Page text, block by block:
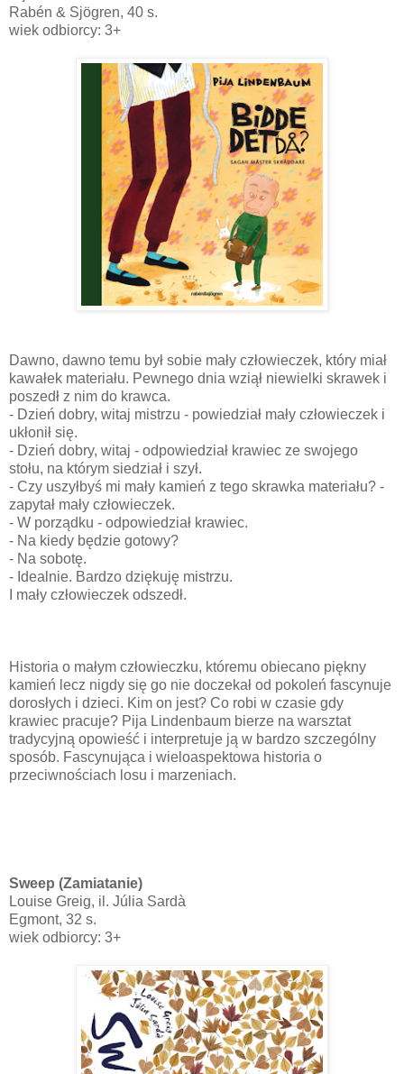
Rabén & Sjögren, 40 s.
wiek odbiorcy: 3+
Dawno, dawno temu był sobie mały człowieczek, który miał
kawałek materiału. Pewnego dnia wziął niewielki skrawek i
poszedł z nim do krawca.
- Dzień dobry, witaj mistrzu - powiedział mały człowieczek i
ukłonił się.
- Dzień dobry, witaj - odpowiedział krawiec ze swojego
stołu, na którym siedział i szył.
- Czy uszyłbyś mi mały kamień z tego skrawka materiału? -
zapytał mały człowieczek.
- W porządku - odpowiedział krawiec.
- Na kiedy będzie gotowy?
- Na sobotę.
- Idealnie. Bardzo dziękuję mistrzu.
I mały człowieczek odszedł.
Historia o małym człowieczku, któremu obiecano piękny
kamień lecz nigdy się go nie doczekał od pokoleń fascynuje
dorosłych i dzieci. Kim on jest? Co robi w czasie gdy
krawiec pracuje? Pija Lindenbaum bierze na warsztat
tradycyjną opowieść i interpretuje ją w bardzo szczególny
sposób. Fascynująca i wieloaspektowa historia o
przeciwnościach losu i marzeniach.
Sweep (Zamiatanie)
Louise Greig, il. Júlia Sardà
Egmont, 32 s.
wiek odbiorcy: 3+